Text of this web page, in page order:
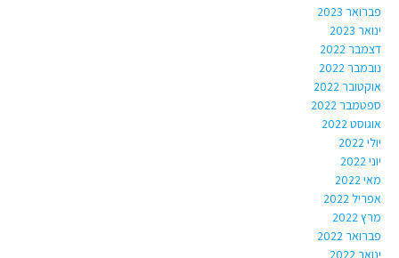
פברואר 2023
ינואר 2023
דצמבר 2022
נובמבר 2022
אוקטובר 2022
ספטמבר 2022
אוגוסט 2022
יולי 2022
יוני 2022
מאי 2022
אפריל 2022
מרץ 2022
פברואר 2022
ינואר 2022